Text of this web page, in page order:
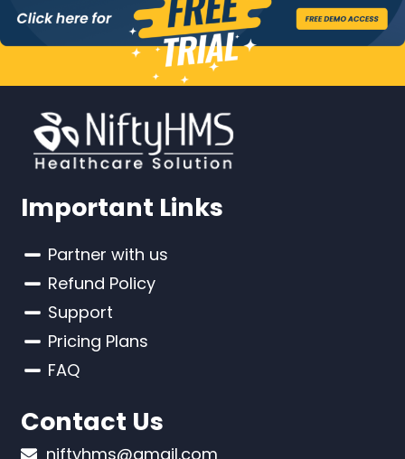
Important Links
Partner with us
Refund Policy
Support
Pricing Plans
FAQ
Contact Us
niftyhms@gmail.com